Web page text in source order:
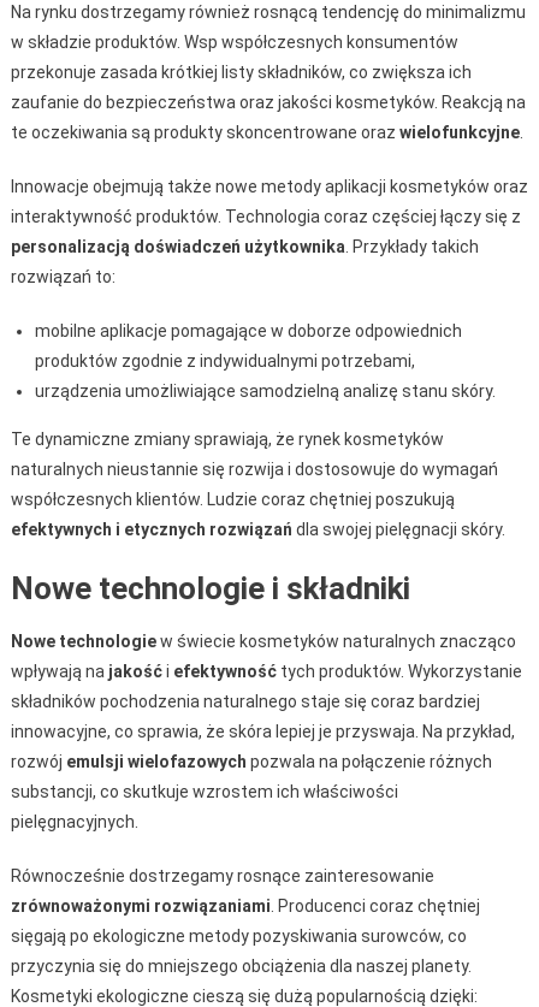
Na rynku dostrzegamy również rosnącą tendencję do minimalizmu
w składzie produktów. Wsp współczesnych konsumentów
przekonuje zasada krótkiej listy składników, co zwiększa ich
zaufanie do bezpieczeństwa oraz jakości kosmetyków. Reakcją na
te oczekiwania są produkty skoncentrowane oraz wielofunkcyjne.
Innowacje obejmują także nowe metody aplikacji kosmetyków oraz
interaktywność produktów. Technologia coraz częściej łączy się z
personalizacją doświadczeń użytkownika . Przykłady takich
rozwiązań to:
mobilne aplikacje pomagające w doborze odpowiednich
produktów zgodnie z indywidualnymi potrzebami,
urządzenia umożliwiające samodzielną analizę stanu skóry.
Te dynamiczne zmiany sprawiają, że rynek kosmetyków
naturalnych nieustannie się rozwija i dostosowuje do wymagań
współczesnych klientów. Ludzie coraz chętniej poszukują
efektywnych i etycznych rozwiązań dla swojej pielęgnacji skóry.
Nowe technologie i składniki
Nowe technologiew świecie kosmetyków naturalnych znacząco
wpływają na jakośći efektywnośćtych produktów. Wykorzystanie
składników pochodzenia naturalnego staje się coraz bardziej
innowacyjne, co sprawia, że skóra lepiej je przyswaja. Na przykład,
rozwój emulsji wielofazowych pozwala na połączenie różnych
substancji, co skutkuje wzrostem ich właściwości
pielęgnacyjnych.
Równocześnie dostrzegamy rosnące zainteresowanie
zrównoważonymi rozwiązaniami . Producenci coraz chętniej
sięgają po ekologiczne metody pozyskiwania surowców, co
przyczynia się do mniejszego obciążenia dla naszej planety.
Kosmetyki ekologiczne cieszą się dużą popularnością dzięki: